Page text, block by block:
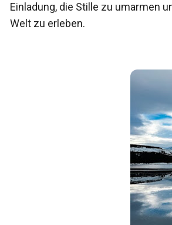
Einladung, die Stille zu umarmen
Welt zu erleben.